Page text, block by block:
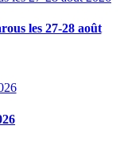
les 27-28 août